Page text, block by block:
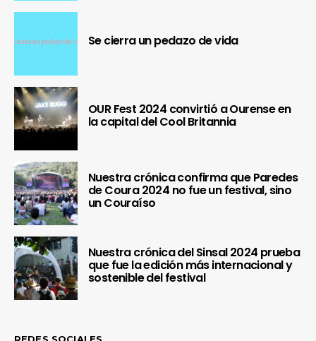
Se cierra un pedazo de vida
OUR Fest 2024 convirtió a Ourense en
la capital del Cool Britannia
Nuestra crónica confirma que Paredes
de Coura 2024 no fue un festival, sino
un Couraíso
Nuestra crónica del Sinsal 2024 prueba
que fue la edición más internacional y
sostenible del festival